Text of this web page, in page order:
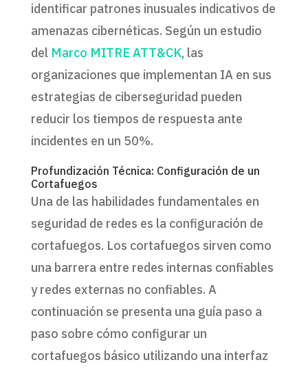
identificar patrones inusuales indicativos de
amenazas cibernéticas. Según un estudio
del Marco MITRE ATT&CK, las
organizaciones que implementan IA en sus
estrategias de ciberseguridad pueden
reducir los tiempos de respuesta ante
incidentes en un 50%.
Profundización Técnica: Configuración de un
Cortafuegos
Una de las habilidades fundamentales en
seguridad de redes es la configuración de
cortafuegos. Los cortafuegos sirven como
una barrera entre redes internas confiables
y redes externas no confiables. A
continuación se presenta una guía paso a
paso sobre cómo configurar un
cortafuegos básico utilizando una interfaz